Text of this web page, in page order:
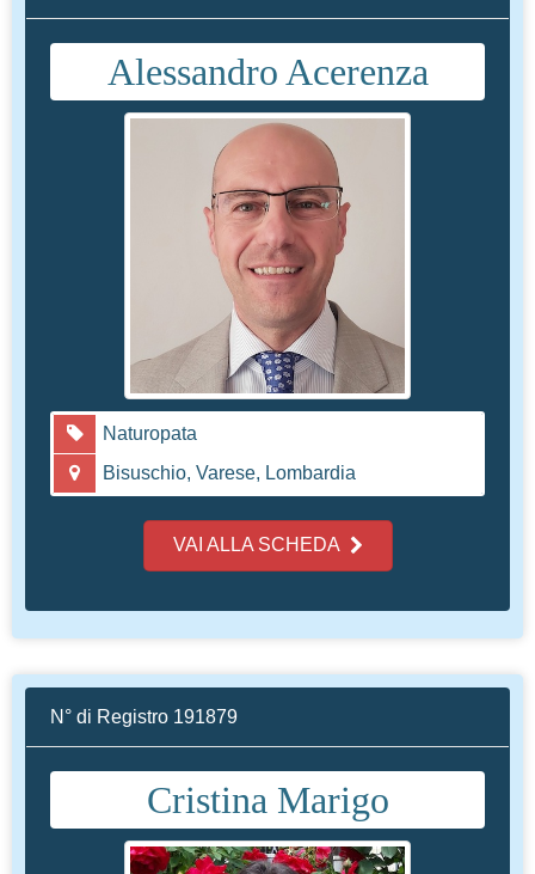
Alessandro Acerenza
Naturopata
Bisuschio, Varese, Lombardia
VAI ALLA SCHEDA
N° di Registro 191879
Cristina Marigo